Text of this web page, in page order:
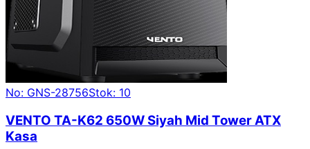
No: GNS-28756Stok: 10
VENTO TA-K62 650W Siyah Mid Tower ATX
Kasa